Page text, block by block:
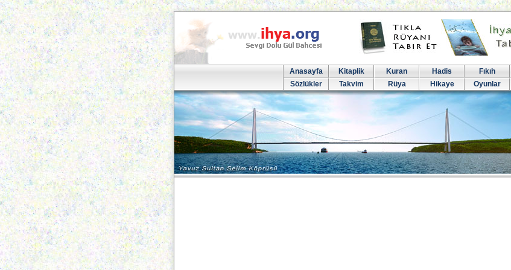
Anasayfa Kitaplik Kuran Hadis Fıkıh
Sözlükler
Takvim Rüya Hikaye Oyunlar